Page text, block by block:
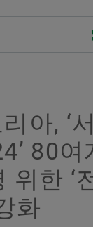
관리
품목이 없습니
아, ‘
80여
위한 ‘
화